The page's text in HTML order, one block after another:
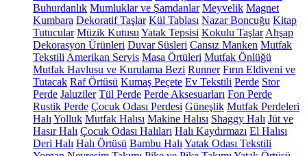
Buhurdanlık Mumluklar ve Şamdanlar Meyvelik Magnet
Kumbara Dekoratif Taşlar Kül Tablası Nazar Boncuğu Kitap
Tutucular Müzik Kutusu Yatak Tepsisi Kokulu Taşlar Ahşap
Dekorasyon Ürünleri Duvar Süsleri Cansız Manken Mutfak
Tekstili Amerikan Servis Masa Örtüleri Mutfak Önlüğü
Mutfak Havlusu ve Kurulama Bezi Runner Fırın Eldiveni ve
Tutacak Raf Örtüsü Kumaş Peçete Ev Tekstili Perde Stor
Perde Jaluziler Tül Perde Perde Aksesuarları Fon Perde
Rustik Perde Çocuk Odası Perdesi Güneşlik Mutfak Perdeleri
Halı Yolluk Mutfak Halısı Makine Halısı Shaggy Halı Jüt ve
Hasır Halı Çocuk Odası Halıları Halı Kaydırmazı El Halısı
Deri Halı Halı Örtüsü Bambu Halı Yatak Odası Tekstili